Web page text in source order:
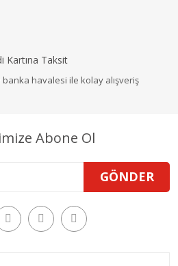
Kartına Taksit
havalesi ile kolay alışveriş
Abone Ol
GÖNDER